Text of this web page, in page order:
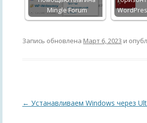
Mingle Forum
Запись обновлена Март 6, 2023 и
Навигация
← Устанавливаем Windows через